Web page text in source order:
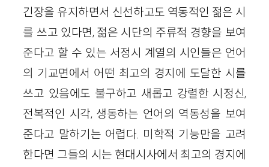
긴장을 유지하면서 신선하고도 역동적인 젊은 시
를 쓰고 있다면, 젊은 시단의 주류적 경향을 보여
준다고 할 수 있는 서정시 계열의 시인들은 언어
의 기교면에서 어떤 최고의 경지에 도달한 시를
쓰고 있음에도 불구하고 새롭고 강렬한 시정신,
전복적인 시각, 생동하는 언어의 역동성을 보여
준다고 말하기는 어렵다. 미학적 기능만을 고려
한다면 그들의 시는 현대시사에서 최고의 경지에